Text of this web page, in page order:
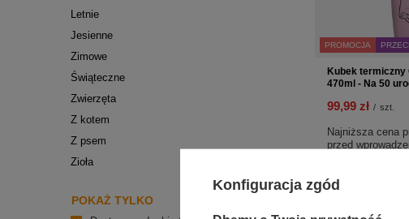
Letnie
Jesienne
Zimowe
Świąteczne
Zwierzęta
Z kotem
Z psem
Zioła
POKAŻ TYLKO
PROMOCJA
Kubek termiczny
470ml - Na 50
99,99 zł / szt.
Najniższa cena
przed
Konfiguracja zgód